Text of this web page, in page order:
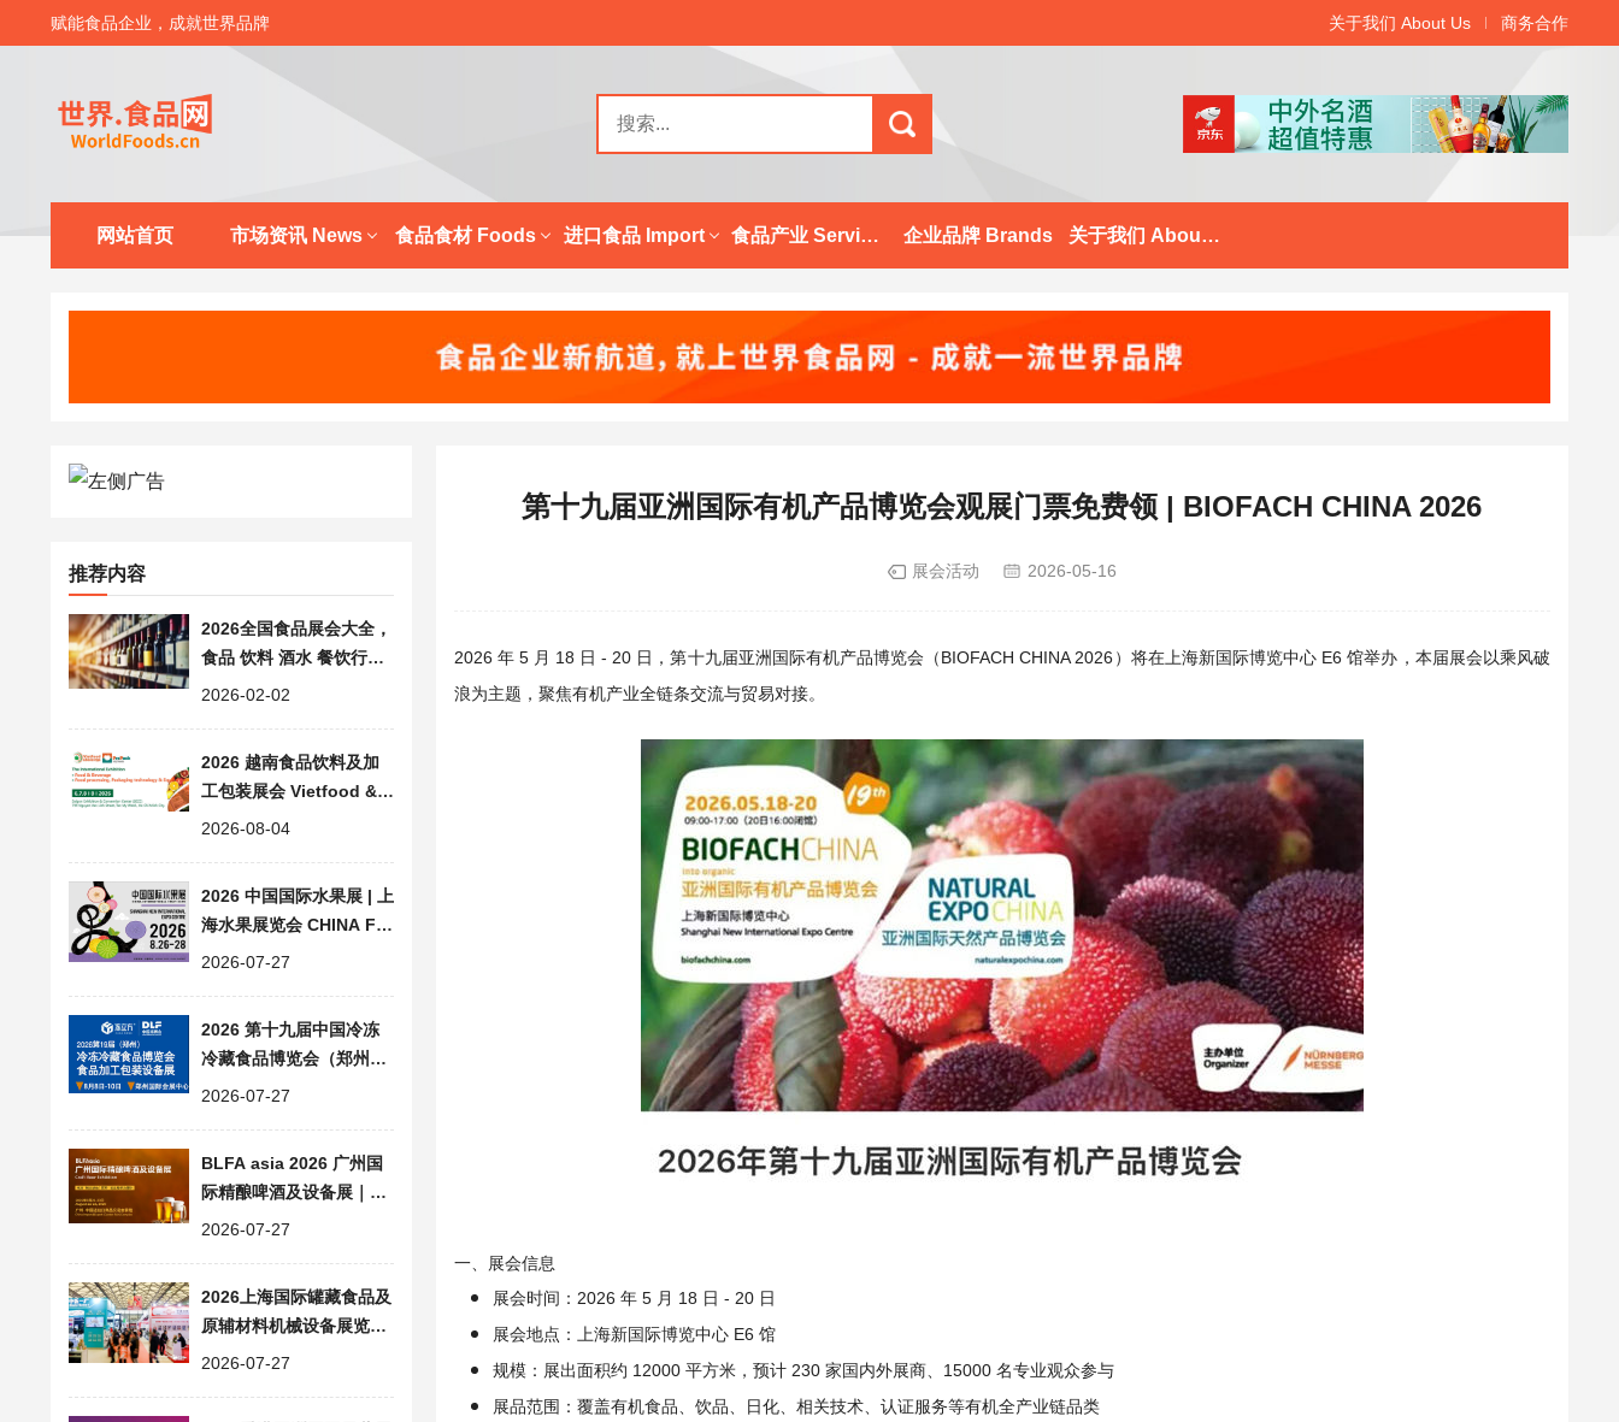
赋能食品企业，成就世界品牌 关于我们 About Us 商务合作
网站首页 市场资讯 News 食品食材 Foods 进口食品 Import 食品产业 Services 企业品牌 Brands 关于我们 About Us
推荐内容
2026全国食品展会大全，
食品 饮料 酒水 餐饮行业
展览会汇总
2026-02-02
2026 越南食品饮料及加
工包装展会 Vietfood & B
everage & Propack
2026-08-04
2026 中国国际水果展 | 上
海水果展览会 CHINA FR
UIT
2026-07-27
2026 第十九届中国冷冻
冷藏食品博览会（郑州）|
食品加工包装设备展会
2026-07-27
BLFA asia 2026 广州国
际精酿啤酒及设备展｜大
湾区精酿产业一站式交流
2026-07-27
2026上海国际罐藏食品及
原辅材料机械设备展览会|
同期FHC上海环球食品展
2026-07-27
第十九届亚洲国际有机产品博览会观展门票免费领 | BIOFACH CHINA 2026
展会活动 2026-05-16
2026 年 5 月 18 日 - 20 日，第十九届亚洲国际有机产品博览会（BIOFACH CHINA 2026）将在上海新国际博览中心 E6 馆举办，本届展会以乘风破
浪为主题，聚焦有机产业全链条交流与贸易对接。
一、展会信息
展会时间：2026 年 5 月 18 日 - 20 日
展会地点：上海新国际博览中心 E6 馆
规模：展出面积约 12000 平方米，预计 230 家国内外展商、15000 名专业观众参与
展品范围：覆盖有机食品、饮品、日化、相关技术、认证服务等有机全产业链品类